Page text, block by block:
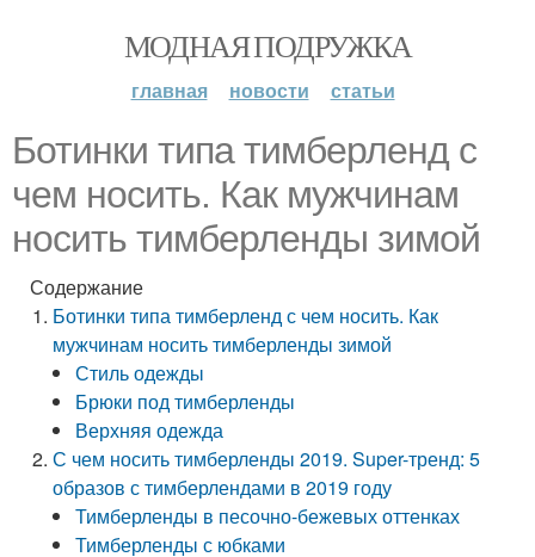
МОДНАЯ ПОДРУЖКА
главная новости статьи
Ботинки типа тимберленд с
чем носить. Как мужчинам
носить тимберленды зимой
Содержание
Ботинки типа тимберленд с чем носить. Как
мужчинам носить тимберленды зимой
Стиль одежды
Брюки под тимберленды
Верхняя одежда
С чем носить тимберленды 2019. Super-тренд: 5
образов с тимберлендами в 2019 году
Тимберленды в песочно-бежевых оттенках
Тимберленды с юбками